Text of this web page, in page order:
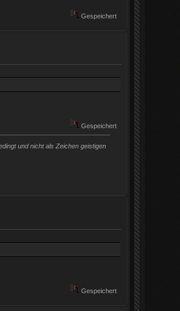
Gespeichert
Gespeichert
und nicht als Zeichen geistigen
Gespeichert